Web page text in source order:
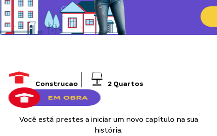
Construcao 2 Quartos
Você está prestes a iniciar um novo capítulo na sua
história.